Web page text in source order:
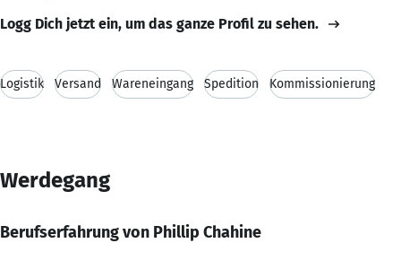
Logg Dich jetzt ein, um das ganze Profil zu sehen.
Logistik Versand Wareneingang Spedition Kommissionierung
Werdegang
Berufserfahrung von Phillip Chahine